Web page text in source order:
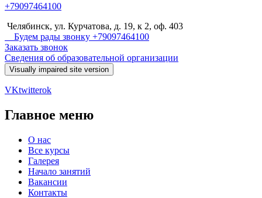
+79097464100
Челябинск, ул. Курчатова, д. 19, к 2, оф. 403
Будем рады звонку +79097464100
Заказать звонок
Сведения об образовательной организации
VKtwitterok
Главное меню
О нас
Все курсы
Галерея
Начало занятий
Вакансии
Контакты